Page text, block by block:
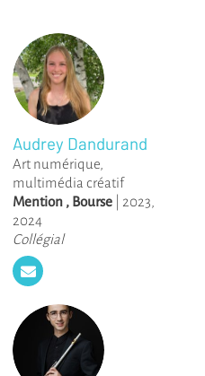
Audrey Dandurand
Art numérique,
multimédia créatif
Mention , Bourse 2023
2024
Collégial